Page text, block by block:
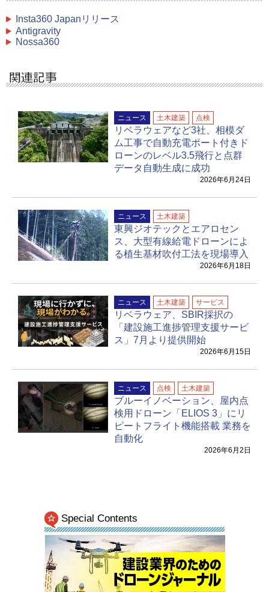
Insta360 Japanリリース
Antigravity
Nossa360
ニュース 土木建築 点検
リベラウェアなど3社、相模ダ
ム工事で自動充電ポート付きド
ローンのレベル3.5飛行と点群
データ自動生成に成功
2026年6月24日
ニュース 土木建築
東興ジオテックとエアロセン
ス、大型有線給電ドローンによ
る植生基材吹付工法を現場導入
2026年6月18日
ニュース 土木建築 サービス
リベラウェア、SBIR採択の
「建設施工進捗管理支援サービ
ス」7月より提供開始
2026年6月15日
ニュース 点検 土木建築
ブルーイノベーション、屋内点
検用ドローン「ELIOS 3」にリ
ピートフライト機能搭載 業務を
自動化
2026年6月2日
Special Contents